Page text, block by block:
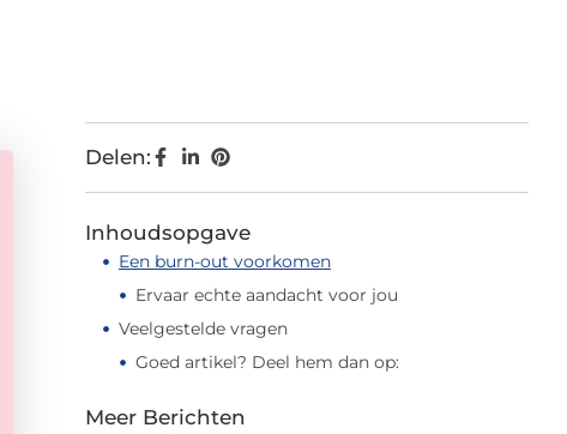
Delen:
Inhoudsopgave
Een burn-out voorkomen
Ervaar echte aandacht voor jou
Veelgestelde vragen
Goed artikel? Deel hem dan op:
Meer Berichten